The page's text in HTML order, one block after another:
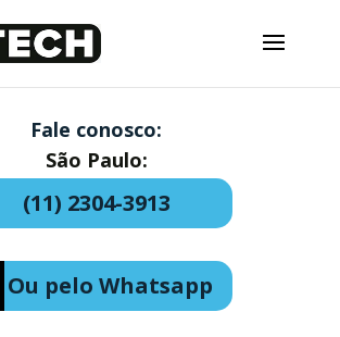
Fale conosco:
São Paulo:
(11) 2304-3913
Ou pelo Whatsapp